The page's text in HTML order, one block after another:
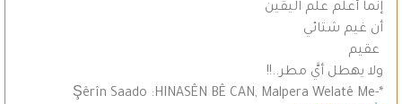
إنما أعلم علم اليقين
أن غيم شتائي
عقيم
ولا يهطل أيَّ مطر..!!
*-Şêrîn Saado :HINASÊN BÊ CAN, Malpera Welatê Me